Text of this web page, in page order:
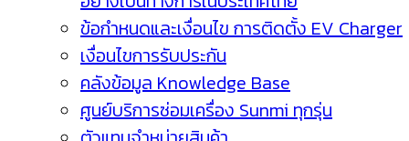
ข้อกำหนดและเงื่อนไข การติดตั้ง EV Charger
เงื่อนไขการรับประกัน
คลังข้อมูล Knowledge Base
ศูนย์บริการซ่อมเครื่อง Sunmi ทุกรุ่น